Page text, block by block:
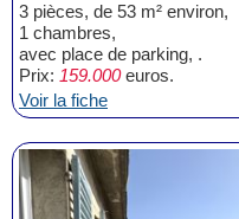
3 pièces, de 53 m² environ,
1 chambres,
avec place de parking, .
Prix: 159.000euros.
Voir la fiche